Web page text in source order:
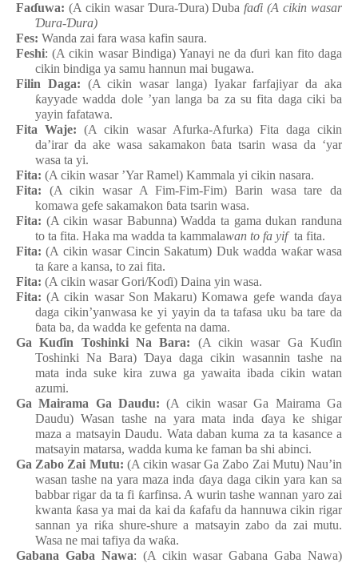
Faɗuwa: (A cikin wasar Ɗura-Ɗura) Duba faɗi (A cikin wasar
Ɗura-Ɗura)
Fes: Wanda zai fara wasa kafin saura.
Feshi: (A cikin wasar Bindiga) Yanayi ne daɗuri kan fito daga
cikin bindiga ya samu hannun mai bugawa.
Filin Daga: (A cikin wasar langa) Iyakar farfajiyar da aka
ƙayyade wadda dole ’yan langa ba za su fita daga ciki ba
yayin fafatawa.
Fita Waje: (A cikin wasar Afurka-Afurka) Fita daga cikin
da’irar da ake wasa sakamakon ɓata tsarin wasa da ‘yar
wasa ta yi.
Fita: (A cikin wasar ’Yar Ramel) Kammala yi cikin nasara.
Fita: (A cikin wasar A Fim-Fim-Fim) Barin
wasa tare da
komawa gefe sakamakon ɓata tsarin wasa.
Fita: (A cikin wasar Babunna) Wadda ta gama dukan randuna
to ta fita. Haka ma wadda ta kammalawan to fa yif ta fita.
Fita: (A cikin wasar Cincin Sakatum) Duk wadda waƙar wasa
ta ƙare a kansa, to zai fita.
Fita: (A cikin wasar Gori/Koɗi) Daina yin wasa.
Fita: (A cikin wasar Son Makaru) Komawa gefe wanda ɗaya
daga cikin’yanwasa ke yi yayin da ta tafasa uku ba tare da
ɓata ba, da wadda ke gefenta na dama.
Ga Kuɗin Toshinki Na Bara: (A cikin wasar Ga Kuɗin
Toshinki Na Bara) Ɗaya daga cikin wasannin tashe na
mata inda suke kira zuwa ga yawaita ibada cikin watan
azumi.
Ga Mairama Ga Daudu: (A cikin wasar Ga Mairama Ga
Daudu) Wasan tashe na yara mata inda ɗaya ke shigar
maza a matsayin Daudu. Wata daban kuma za ta kasance a
matsayin matarsa, wadda kuma ke faman ba shi abinci.
Ga Zabo Zai Mutu: (A cikin wasar Ga Zabo Zai Mutu) Nau’in
wasantashena yara maza inda ɗaya daga cikin yara kan sa
babbar rigar da ta fi ƙarfinsa. A wurin tashe wannan yaro zai
kwanta ƙasa ya mai da kai da ƙafafu da hannuwa cikin rigar
sannan ya riƙa shure-shure a matsayin zabo da zai mutu.
Wasa ne mai tafiya da waƙa.
Gabana Gaba Nawa: (A cikin wasar Gabana Gaba Nawa)